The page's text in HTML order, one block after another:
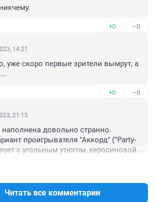
+0 –0
14:21
уже скоро первые зрители вымрут, а
+0 –0
21:15
довольно странно.
проигрывателя "Аккорд" ("Party-
с угольным утюгом, керосиновой
место как раз В холодильнике). К
отличается хорошей памятью - при
Читать все комментарии